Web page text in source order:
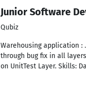
Junior Software
Qubiz
Warehousing application
through bug fix in all
on UnitTest Layer. Skills: